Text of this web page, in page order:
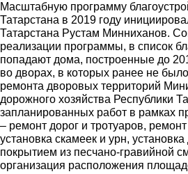
Масштабную программу
Татарстана в 2019 году
Татарстана Рустам Минниханов.
реализации программы, в список
попадают дома, построенные до
во дворах, в которых ранее не
ремонта дворовых территорий
дорожного хозяйства Республики
запланированных работ в рамках
– ремонт дорог и тротуаров,
установка скамеек и урн,
покрытием из песчано-гравийной
организация расположения